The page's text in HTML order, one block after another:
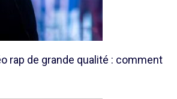
rap de grande qualité : comment